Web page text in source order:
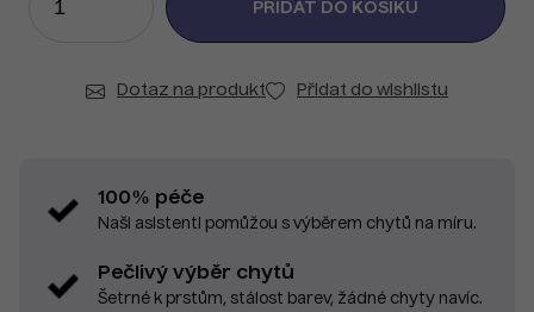
Dotaz na produkt Přidat do wishlistu
100% péče
Naši asistenti pomůžou s výběrem chytů na míru.
Pečlivý výběr chytů
Šetrné k prstům, stálost barev, žádné chyty navíc.